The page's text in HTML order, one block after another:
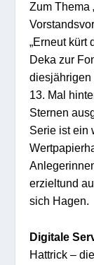
Zum Thema
„Erneutkürt
Deka zur
13. Mal
Sternen aus
Serie ist ein
A
erzieltund
sich Hagen.
Digitale
Hattrick – die